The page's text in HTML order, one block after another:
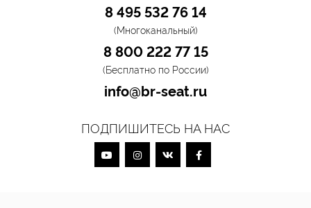
8 495 532 76 14
(Многоканальный)
8 800 222 77 15
(Бесплатно по России)
info@br-seat.ru
ПОДПИШИТЕСЬ НА НАС